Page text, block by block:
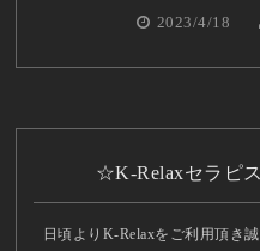
2023/4/18
☆K-Relaxセラピ
日頃よりK-Relaxをご利用頂き